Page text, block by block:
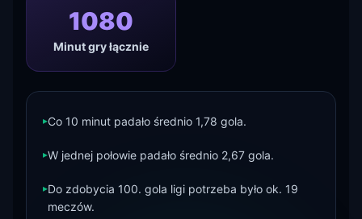
1080
Minut gry łącznie
▸Co 10 minut padało średnio 1,78 gola.
▸W jednej połowie padało średnio 2,67 gola.
▸Do zdobycia 100. gola ligi potrzeba było ok. 19
meczów.